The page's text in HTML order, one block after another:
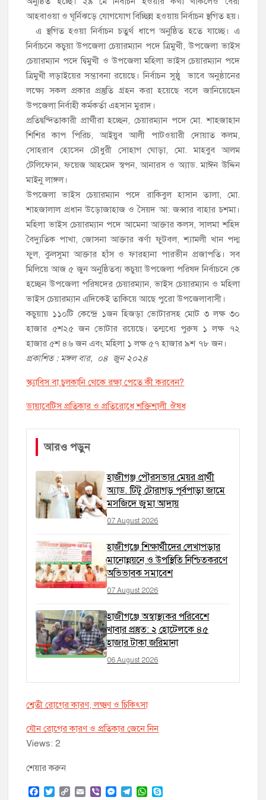
আহবাওয়া ও ঘূর্নিঝড়ে যোগযোগ বিচ্ছিন্ন হওয়ায় নির্বাচন স্থগিত হয়।
এ স্থগিত হওয়া নির্বাচন চতুর্থ ধাপে অনুষ্ঠিত হতে যাচ্ছে। এ
নির্বাচনে কচুয়া উপজেলা চেয়ারম্যান পদে ত্রিমুখী, উপজেলা ভাইস
চেয়ারম্যান পদে দ্বিমুখী ও উপজেলা মহিলা ভাইস চেয়ারম্যান পদে
ত্রিমুখী লড়াইয়ের সম্ভাবনা রয়েছে। নির্বাচন সুষ্ঠু ভাবে অনুষ্ঠানের
লক্ষ্যে সকল প্রকার প্রস্তুতি গ্রহন করা হয়েছে বলে জানিয়েছেন
উপজেলা নির্বাহী কর্মকর্তা এহসান মুরাদ।
প্রতিদ্বন্দিতাকারী প্রার্থীরা হচ্ছেন, চেয়ারম্যান পদে মো. শাহজাহান
শিশির কাপ পিরিচ, আইয়ুব আলী পাটওয়ারী দোয়াত কলম,
সোহরাব হোসেন চৌধুরী সোহাগ ঘোড়া, মো. মাহবুব আলম
টেলিফোন, ফয়েজ আহমেদ স্বপন, আনারস ও অ্যাড. মাঈন উদ্দিন
মাইনু লাঙ্গল।
উপজেলা ভাইস চেয়ারম্যান পদে রাকিবুল হাসান তালা, মো.
শাহজালাল প্রধান উড়োজাহাজ ও সৈয়দ আ: জব্বার বাহার চশমা।
মহিলা ভাইস চেয়ারম্যান পদে আমেনা আক্তার কলস, সালমা শহিদ
বৈদ্যুতিক পাখা, জোসনা আক্তার ঝর্ণা ফুটবল, শ্যামলী খান পদ্ম
ফুল, কুলসুমা আক্তার হাঁস ও ফারহানা পারভীন প্রজাপতি। সব
মিলিয়ে আজ ৫ জুন অনুষ্ঠিতব্য কচুয়া উপজেলা পরিষদ নির্বাচনে কে
হচ্ছেন উপজেলা পরিষদের চেয়ারম্যান, ভাইস চেয়ারম্যান ও মহিলা
ভাইস চেয়ারম্যান এদিকেই তাকিয়ে আছে পুরো উপজেলাবাসী।
কচুয়ায় ১১০টি কেন্দ্রে ১জন হিজড়া ভোটারসহ মোট ৩ লক্ষ ৩০
হাজার ৫শ২৫ জন ভোটার রয়েছে। তন্মধ্যে পুরুষ ১ লক্ষ ৭২
হাজার ৫শ ৪৬ জন এবং মহিলা ১ লক্ষ ৫৭ হাজার ৯শ ৭৮ জন।
প্রকাশিত : মঙ্গল বার, ০৪ জুন ২০২৪
স্ক্যাবিস বা চুলকানি থেকে রক্ষা পেতে কী করবেন?
ডায়াবেটিস প্রতিকার ও প্রতিরোধে শক্তিশালী ঔষধ
আরও পড়ুন
হাজীগঞ্জ পৌরসভার মেয়র প্রার্থী
অ্যাড. টিটু টোরাগড় পূর্বপাড়া জামে
মসজিদে জুমা আদায়
07 August 2026
হাজীগঞ্জে শিক্ষার্থীদের লেখাপড়ার
মানোন্নয়নে ও উপস্থিতি নিশ্চিতকরণে
অভিভাবক সমাবেশ
07 August 2026
হাজীগঞ্জে অস্বাস্থ্যকর পরিবেশে
খাবার প্রস্তুত: ২ হোটেলকে ৪৫
হাজার টাকা জরিমানা
06 August 2026
শ্বেতী রোগের কারণ, লক্ষ্মণ ও চিকিৎসা
যৌন রোগের কারণ ও প্রতিকার জেনে নিন
Views: 2
শেয়ার করুন
F
T
C
E
V
M
T
W